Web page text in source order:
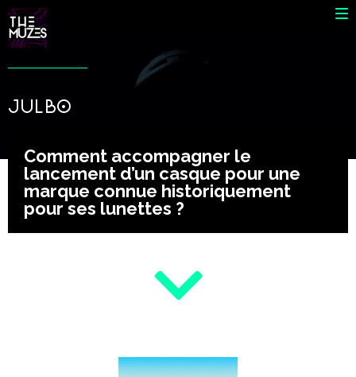
JULBO
Comment accompagner le
lancement d’un casque pour une
marque connue historiquement
pour ses lunettes ?